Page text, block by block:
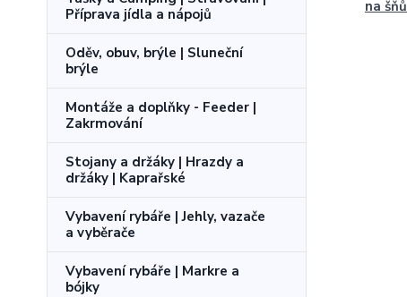
Příprava jídla a nápojů
Oděv, obuv, brýle | Sluneční
brýle
Montáže a doplňky - Feeder |
Zakrmování
Stojany a držáky | Hrazdy a
držáky | Kaprařské
Vybavení rybáře | Jehly, vazače
a vyběrače
Vybavení rybáře | Markre a
bójky
na